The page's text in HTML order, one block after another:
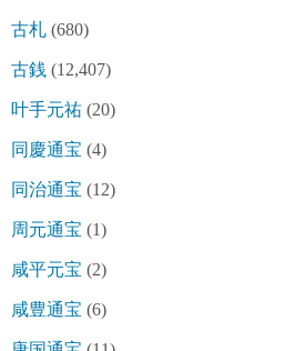
古札 (680)
古銭 (12,407)
叶手元祐 (20)
同慶通宝 (4)
同治通宝 (12)
周元通宝 (1)
咸平元宝 (2)
咸豊通宝 (6)